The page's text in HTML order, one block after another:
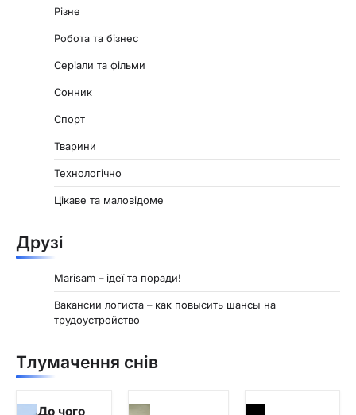
Різне
Робота та бізнес
Серіали та фільми
Сонник
Спорт
Тварини
Технологічно
Цікаве та маловідоме
Друзі
Marisam – ідеї та поради!
Вакансии логиста – как повысить шансы на
трудоустройство
Тлумачення снів
До чого